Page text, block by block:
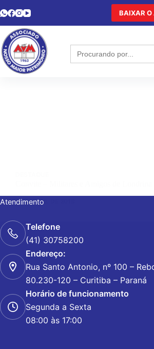
BAIXAR O
Search
for:
9 DE ABRIL DE 2018
Atendimento
Telefone
(41) 30758200
Endereço:
Rua Santo Antonio, nº 100 –
80.230-120 – Curitiba – Paraná
Horário de funcionamento
Segunda a Sexta
08:00 às 17:00